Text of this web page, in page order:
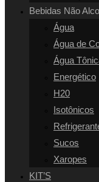
Bebidas Não
Água
Água de
Água
Energético
H20
Isotônicos
Sucos
Xaropes
KIT’S